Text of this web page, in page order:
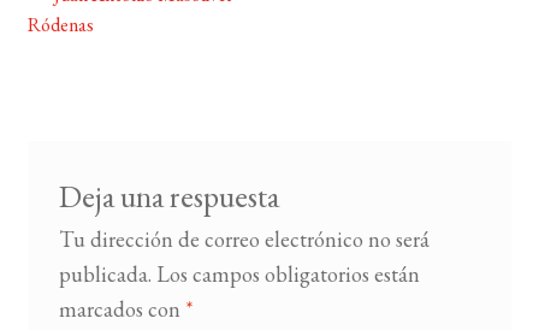
de
Ródenas
Deja una respuesta
Tu dirección de correo electrónico no será
publicada. Los campos obligatorios están
marcados con *